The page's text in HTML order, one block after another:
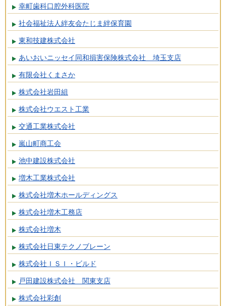
幸町歯科口腔外科医院
社会福祉法人絆友会たじま絆保育園
東和技建株式会社
あいおいニッセイ同和損害保険株式会社 埼玉支店
有限会社くまさか
株式会社岩田組
株式会社ウエスト工業
交通工業株式会社
嵐山町商工会
池中建設株式会社
増木工業株式会社
株式会社増木ホールディングス
株式会社増木工務店
株式会社増木
株式会社日東テクノブレーン
株式会社ＩＳＩ・ビルド
戸田建設株式会社 関東支店
株式会社彩創